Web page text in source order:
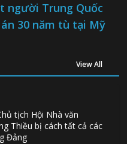
người Trung Quốc
30 năm tù tại Mỹ
View All
tịch Hội Nhà văn
Thiều bị cách tất cả các
Đảng